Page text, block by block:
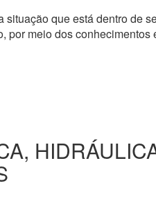
que está dentro de
meio dos